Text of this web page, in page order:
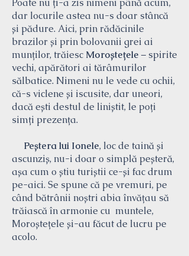
Poate nu ți-a zis nimeni până acum,
dar locurile astea nu-s doar stâncă
și pădure. Aici, prin rădăcinile
brazilor și prin bolovanii grei ai
munților, trăiesc Moroștețele – spirite
vechi, apărători ai tărâmurilor
sălbatice. Nimeni nu le vede cu ochii,
că-s viclene și iscusite, dar uneori,
dacă ești destul de liniștit, le poți
simți prezența.
Peștera lui Ionele, loc de taină și
ascunziș, nu-i doar o simplă peșteră,
așa cum o știu turiștii ce-și fac drum
pe-aici. Se spune că pe vremuri, pe
când bătrânii noștri abia învățau să
trăiască în armonie cu muntele,
Moroștețele și-au făcut de lucru pe
acolo.